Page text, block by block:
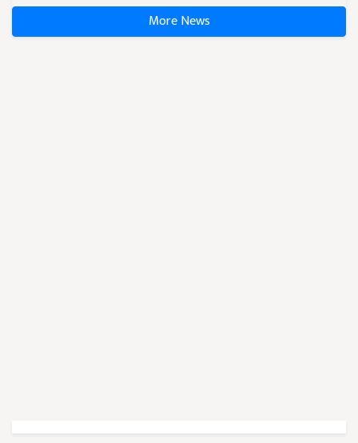
More News